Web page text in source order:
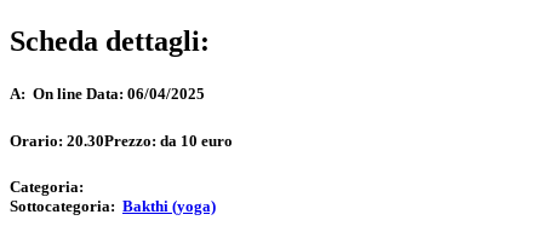
Scheda dettagli:
A: On line Data: 06/04/2025
Orario: 20.30Prezzo: da 10 euro
Categoria:
Sottocategoria: Bakthi (yoga)